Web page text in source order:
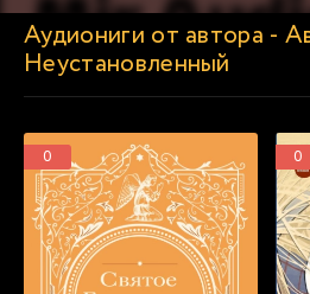
Аудиониги от автора -
Неустановленный
0 0